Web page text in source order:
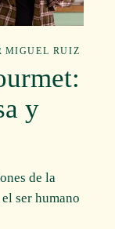
MIGUEL RUIZ
y
de la
ser humano